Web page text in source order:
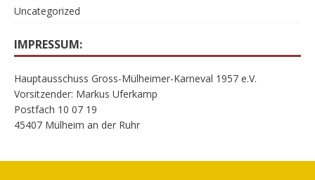
Uncategorized
IMPRESSUM:
Hauptausschuss Gross-Mülheimer-Karneval 1957 e.V.
Vorsitzender: Markus Uferkamp
Postfach 10 07 19
45407 Mülheim an der Ruhr